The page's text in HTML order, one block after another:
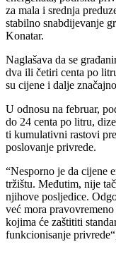
za mala i srednja
stabilno snabdijevanje
Konatar.
Naglašava da se
dva ili četiri centa po
su cijene i dalje
U odnosu na februar,
do 24 centa po litru,
ti kumulativni rastovi
poslovanje privrede.
“Nesporno je da cijene
tržištu. Međutim, nije
njihove posljedice.
već mora
kojima će zaštititi
funkcionisanje